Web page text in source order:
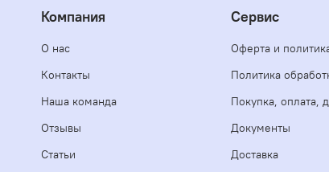
Компания
О нас
Контакты
Наша команда
Отзывы
Статьи
Сервис
Оферта и
Политика
Покупка, оплата,
Документы
Доставка